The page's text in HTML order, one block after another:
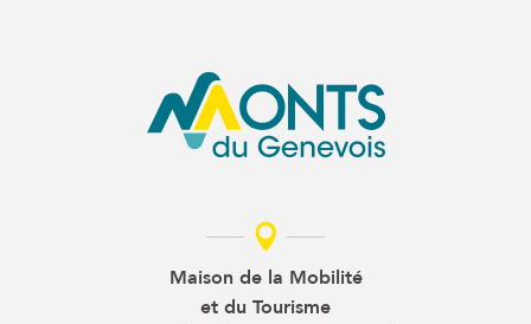
Maison de la Mobilité
et du Tourisme